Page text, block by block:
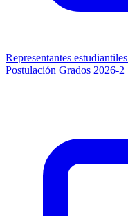
Representantes estudiantiles
Postulación Grados 2026-2